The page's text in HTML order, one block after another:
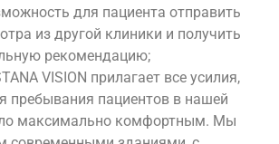
для пациента отправить
из другой клиники и получить
рекомендацию;
VISION прилагает все усилия,
пребывания пациентов в нашей
максимально комфортным. Мы